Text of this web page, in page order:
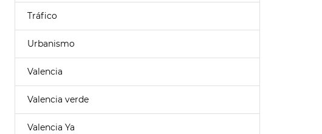
Tráfico
Urbanismo
Valencia
Valencia verde
Valencia Ya